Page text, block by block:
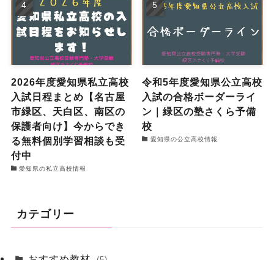
2026年度愛知県私立高校
入試日程まとめ【名古屋
市緑区、天白区、南区の
保護者向け】今からでき
る無料個別学習相談も受
付中
愛知県の私立高校情報
令和5年度愛知県公立高校
入試の合格ボーダーライ
ン｜緑区の塾さくら予備
校
愛知県の公立高校情報
カテゴリー